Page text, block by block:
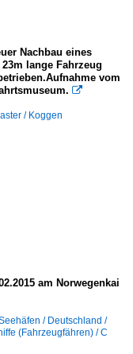
Nachbau eines
lange Fahrzeug
vom

/ Koggen
am Norwegenkai
/ Deutschland /
(Fahrzeugfähren) / C